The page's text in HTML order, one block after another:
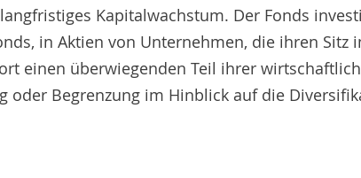
Kapitalwachstum. Der Fonds
in Aktien von Unternehmen, die ihren
einen überwiegenden Teil ihrer
oder Begrenzung im Hinblick auf die